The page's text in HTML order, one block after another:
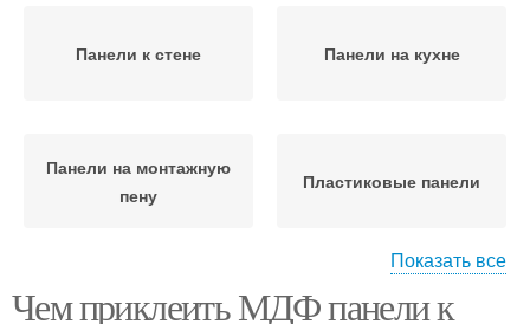
Панели к стене Панели на кухне
Панели на монтажную
пену
Пластиковые панели
Показать все
Чем приклеить МДФ панели к